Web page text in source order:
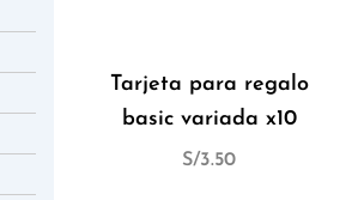
Tarjeta para regalo
basic variada x10
S/3.50